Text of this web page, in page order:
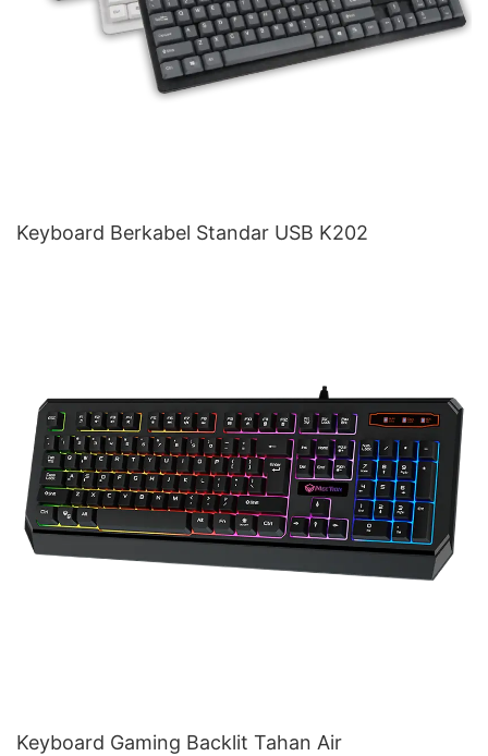
Keyboard Berkabel Standar USB K202
Keyboard Gaming Backlit Tahan Air